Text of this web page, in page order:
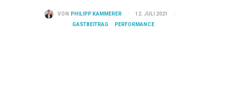
VON PHILIPP KAMMERER
12. JULI 2021
GASTBEITRAG
PERFORMANCE